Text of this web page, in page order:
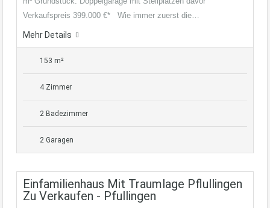
Verkaufspreis 399.000 €* Wie immer zuerst die…
Mehr Details
153 m²
4 Zimmer
2 Badezimmer
2 Garagen
Einfamilienhaus Mit Traumlage Pflullingen
Zu Verkaufen - Pfullingen